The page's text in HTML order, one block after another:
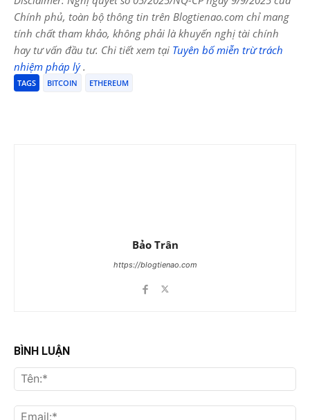
Chính phủ, toàn bộ thông tin trên Blogtienao.com chỉ mang
tính chất tham khảo, không phải là khuyến nghị tài chính
hay tư vấn đầu tư. Chi tiết xem tại Tuyên bố miễn trừ trách
nhiệm pháp lý.
TAGS BITCOIN ETHEREUM
Bảo Trân
https://blogtienao.com
BÌNH LUẬN